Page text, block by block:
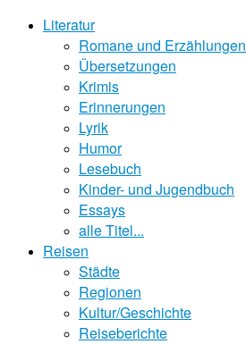
Literatur
Romane und Erzählungen
Übersetzungen
Krimis
Erinnerungen
Lyrik
Humor
Lesebuch
Kinder- und Jugendbuch
Essays
alle Titel...
Reisen
Städte
Regionen
Kultur/Geschichte
Reiseberichte